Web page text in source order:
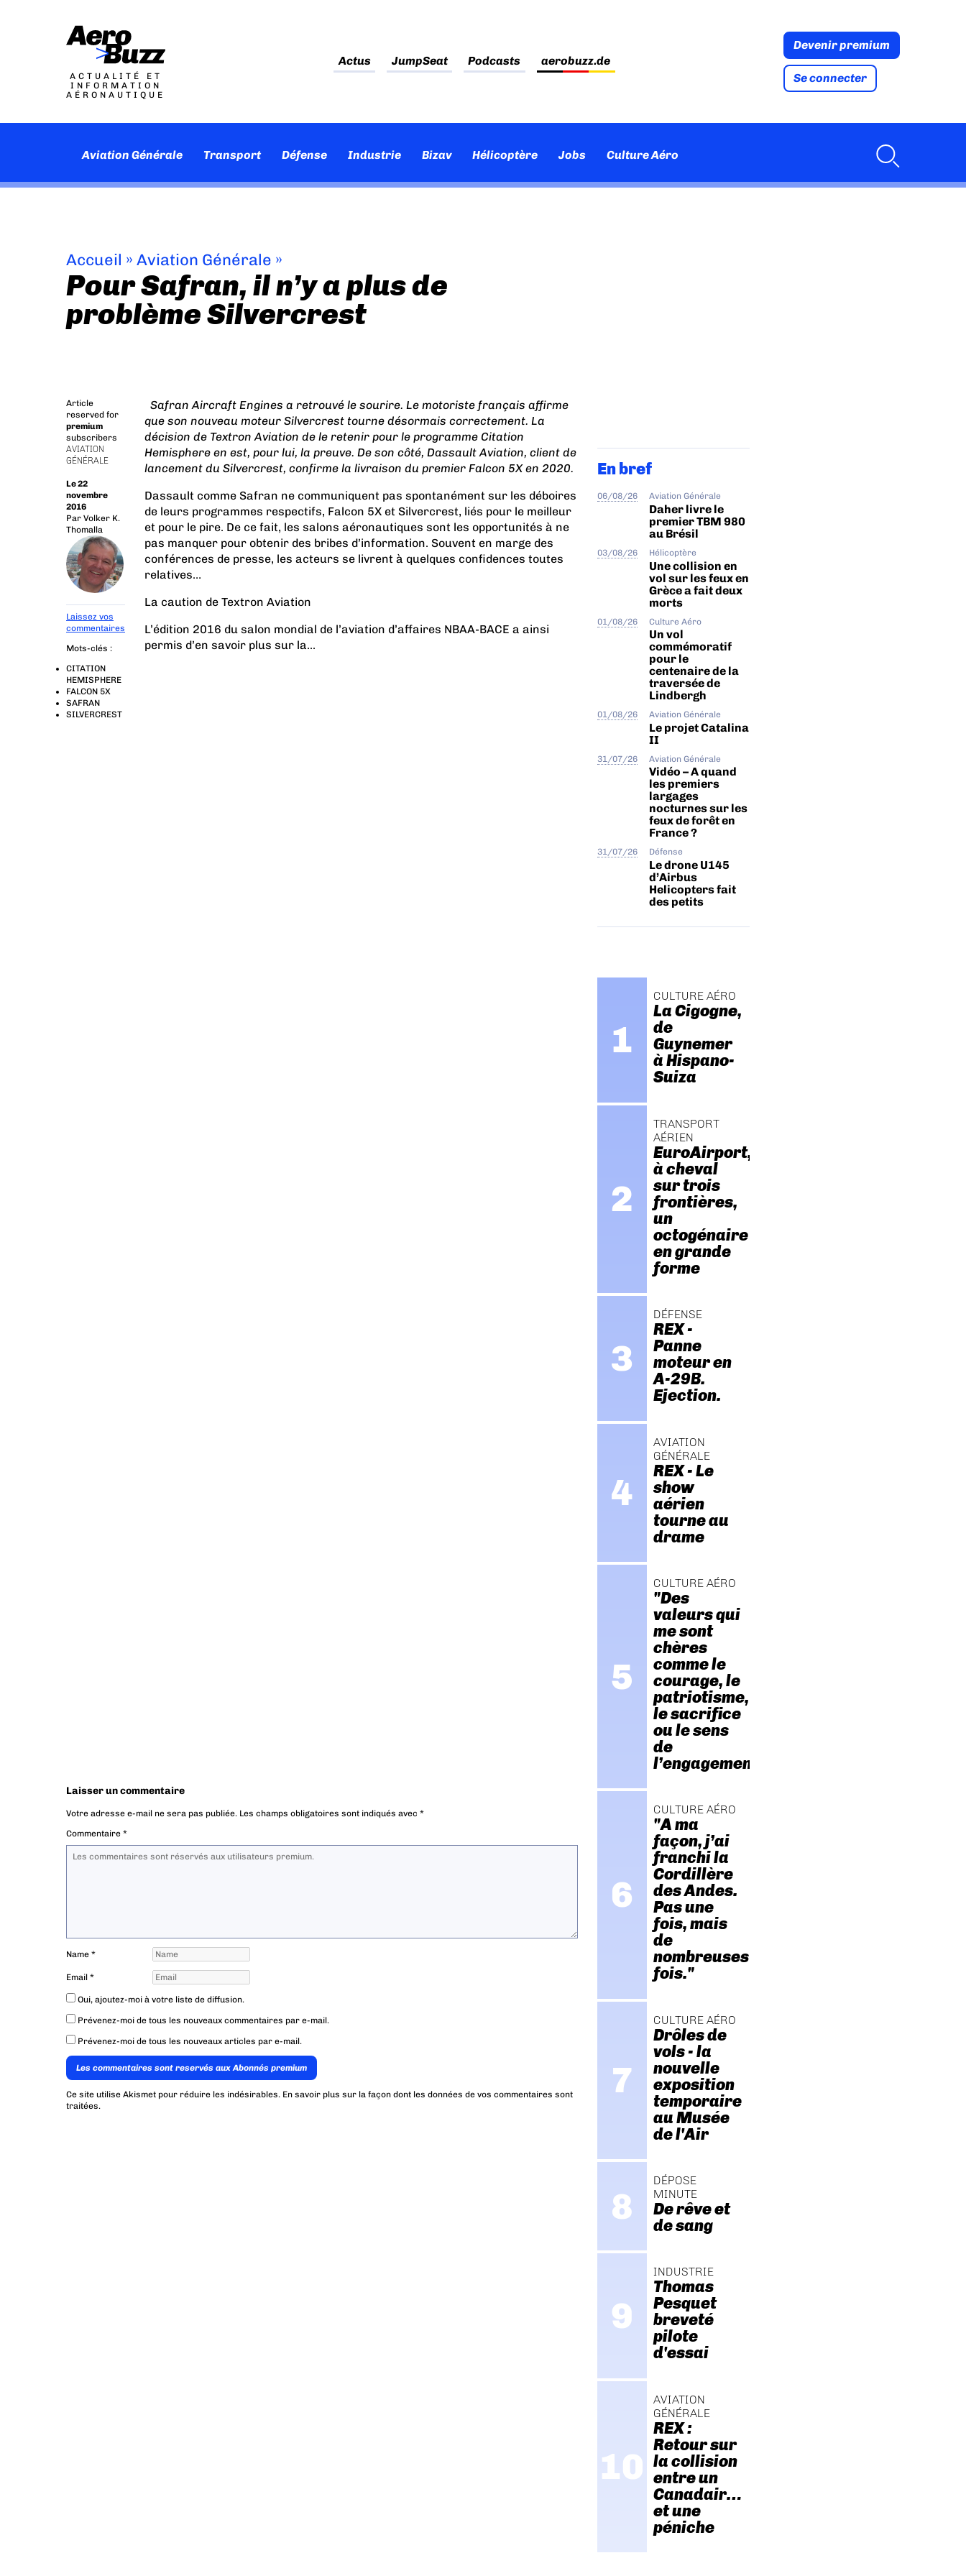
ACTUALITÉ ET
INFORMATION
AÉRONAUTIQUE
Actus JumpSeat Podcasts aerobuzz.de
Devenir premium
Se connecter
Aviation Générale Transport Défense Industrie Bizav Hélicoptère Jobs Culture Aéro
Accueil » Aviation Générale »
Pour Safran, il n’y a plus de
problème Silvercrest
Article
reserved for
premium
subscribers
AVIATION
GÉNÉRALE
Le 22
novembre
2016
Par Volker K.
Thomalla
Laissez vos
commentaires
Mots-clés :
CITATION
HEMISPHERE
FALCON 5X
SAFRAN
SILVERCREST
Safran Aircraft Engines a retrouvé le sourire. Le motoriste français affirme
que son nouveau moteur Silvercrest tourne désormais correctement. La
décision de Textron Aviation de le retenir pour le programme Citation
Hemisphere en est, pour lui, la preuve. De son côté, Dassault Aviation, client de
lancement du Silvercrest, confirme la livraison du premier Falcon 5X en 2020.
Dassault comme Safran ne communiquent pas spontanément sur les déboires
de leurs programmes respectifs, Falcon 5X et Silvercrest, liés pour le meilleur
et pour le pire. De ce fait, les salons aéronautiques sont les opportunités à ne
pas manquer pour obtenir des bribes d’information. Souvent en marge des
conférences de presse, les acteurs se livrent à quelques confidences toutes
relatives…
La caution de Textron Aviation
L’édition 2016 du salon mondial de l’aviation d’affaires NBAA-BACE a ainsi
permis d’en savoir plus sur la...
Laisser un commentaire
Votre adresse e-mail ne sera pas publiée. Les champs obligatoires sont indiqués avec *
Commentaire *
Name *
Email *
Oui, ajoutez-moi à votre liste de diffusion.
Prévenez-moi de tous les nouveaux commentaires par e-mail.
Prévenez-moi de tous les nouveaux articles par e-mail.
Les commentaires sont reservés aux Abonnés premium
Ce site utilise Akismet pour réduire les indésirables. En savoir plus sur la façon dont les données de vos commentaires sont
traitées.
En bref
06/08/26 Aviation Générale
Daher livre le
premier TBM 980
au Brésil
03/08/26 Hélicoptère
Une collision en
vol sur les feux en
Grèce a fait deux
morts
01/08/26 Culture Aéro
Un vol
commémoratif
pour le
centenaire de la
traversée de
Lindbergh
01/08/26 Aviation Générale
Le projet Catalina
II
31/07/26 Aviation Générale
Vidéo – A quand
les premiers
largages
nocturnes sur les
feux de forêt en
France ?
31/07/26 Défense
Le drone U145
d’Airbus
Helicopters fait
des petits
CULTURE AÉRO
La Cigogne,
de
Guynemer
à Hispano-
Suiza
TRANSPORT
AÉRIEN
EuroAirport,
à cheval
sur trois
frontières,
un
octogénaire
en grande
forme
DÉFENSE
REX -
Panne
moteur en
A-29B.
Ejection.
AVIATION
GÉNÉRALE
REX - Le
show
aérien
tourne au
drame
CULTURE AÉRO
"Des
valeurs qui
me sont
chères
comme le
courage, le
patriotisme,
le sacrifice
ou le sens
de
l’engagement."
CULTURE AÉRO
"A ma
façon, j’ai
franchi la
Cordillère
des Andes.
Pas une
fois, mais
de
nombreuses
fois."
CULTURE AÉRO
Drôles de
vols - la
nouvelle
exposition
temporaire
au Musée
de l'Air
DÉPOSE
MINUTE
De rêve et
de sang
INDUSTRIE
Thomas
Pesquet
breveté
pilote
d'essai
AVIATION
GÉNÉRALE
REX :
Retour sur
la collision
entre un
Canadair…
et une
péniche